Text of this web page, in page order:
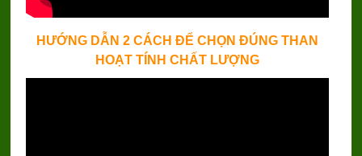
HƯỚNG DẪN 2 CÁCH ĐỂ CHỌN ĐÚNG THAN
HOẠT TÍNH CHẤT LƯỢNG